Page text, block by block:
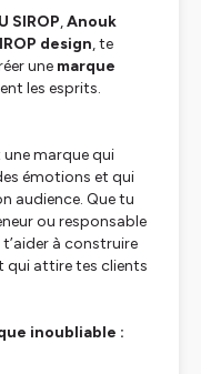
SIROP,Anouk
design, te
une marque
les esprits.
une marque qui
émotions et qui
audience. Que tu
ou responsable
à construire
qui attire tes clients
inoubliable :